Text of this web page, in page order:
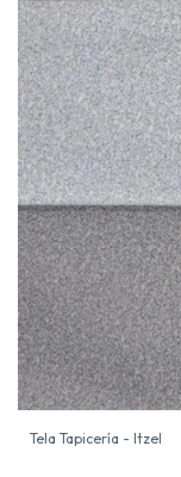
Tela Tapicería - Itzel